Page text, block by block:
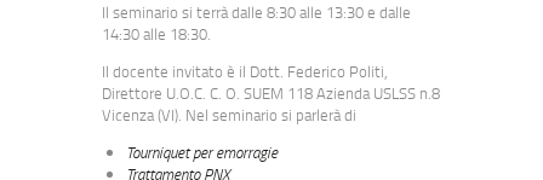
Il seminario si terrà dalle 8:30 alle 13:30 e dalle
14:30 alle 18:30.
Il docente invitato è il Dott. Federico Politi,
Direttore U.O.C. C. O. SUEM 118 Azienda USLSS n.8
Vicenza (VI). Nel seminario si parlerà di
Tourniquet per emorragie
Trattamento PNX